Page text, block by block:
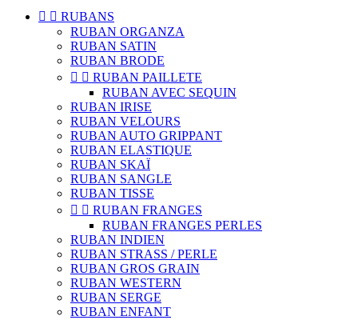
  RUBANS
RUBAN ORGANZA
RUBAN SATIN
RUBAN BRODE
  RUBAN PAILLETE
RUBAN AVEC SEQUIN
RUBAN IRISE
RUBAN VELOURS
RUBAN AUTO GRIPPANT
RUBAN ELASTIQUE
RUBAN SKAÏ
RUBAN SANGLE
RUBAN TISSE
  RUBAN FRANGES
RUBAN FRANGES PERLES
RUBAN INDIEN
RUBAN STRASS / PERLE
RUBAN GROS GRAIN
RUBAN WESTERN
RUBAN SERGE
RUBAN ENFANT